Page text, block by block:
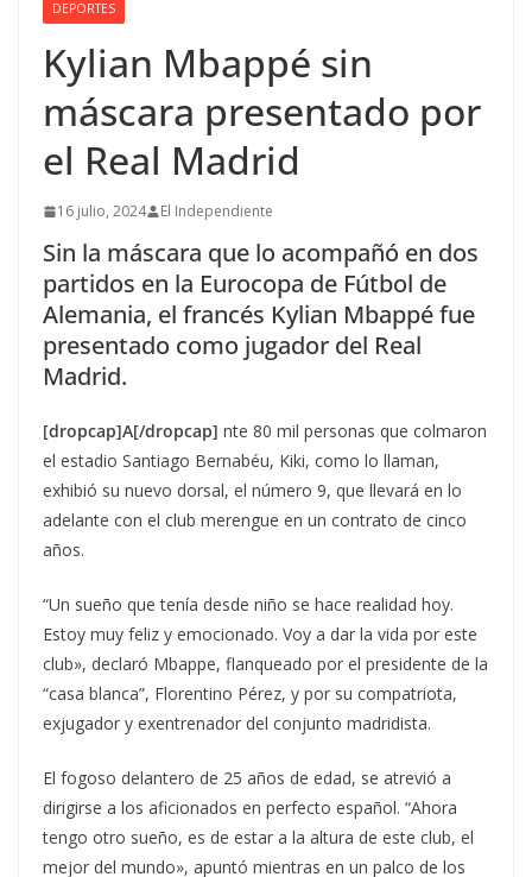
DEPORTES
Kylian Mbappé sin
máscara presentado por
el Real Madrid
16 julio, 2024 El Independiente
Sin la máscara que lo acompañó en dos
partidos en la Eurocopa de Fútbol de
Alemania, el francés Kylian Mbappé fue
presentado como jugador del Real
Madrid.
[dropcap]A[/dropcap] nte 80 mil personas que colmaron
el estadio Santiago Bernabéu, Kiki, como lo llaman,
exhibió su nuevo dorsal, el número 9, que llevará en lo
adelante con el club merengue en un contrato de cinco
años.
“Un sueño que tenía desde niño se hace realidad hoy.
Estoy muy feliz y emocionado. Voy a dar la vida por este
club», declaró Mbappe, flanqueado por el presidente de la
“casa blanca”, Florentino Pérez, y por su compatriota,
exjugador y exentrenador del conjunto madridista.
El fogoso delantero de 25 años de edad, se atrevió a
dirigirse a los aficionados en perfecto español. “Ahora
tengo otro sueño, es de estar a la altura de este club, el
mejor del mundo», apuntó mientras en un palco de los